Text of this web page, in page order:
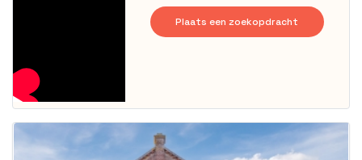
Plaats een zoekopdracht
Deze woning